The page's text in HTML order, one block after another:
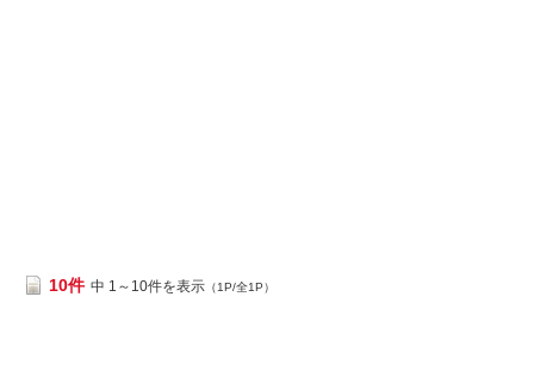
10件 中 1～10件を表示 （1P/全1P）